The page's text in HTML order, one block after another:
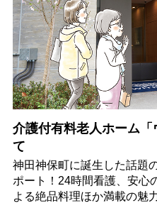
介護付有料老人ホーム
て
神田神保町に誕生した話題
ポート！24時間看護、安心
よる絶品料理ほか満載の魅